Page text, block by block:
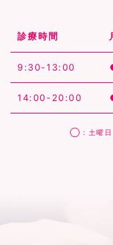
診療時間
9:30-13:00
14:00-20:00
◯：土曜日